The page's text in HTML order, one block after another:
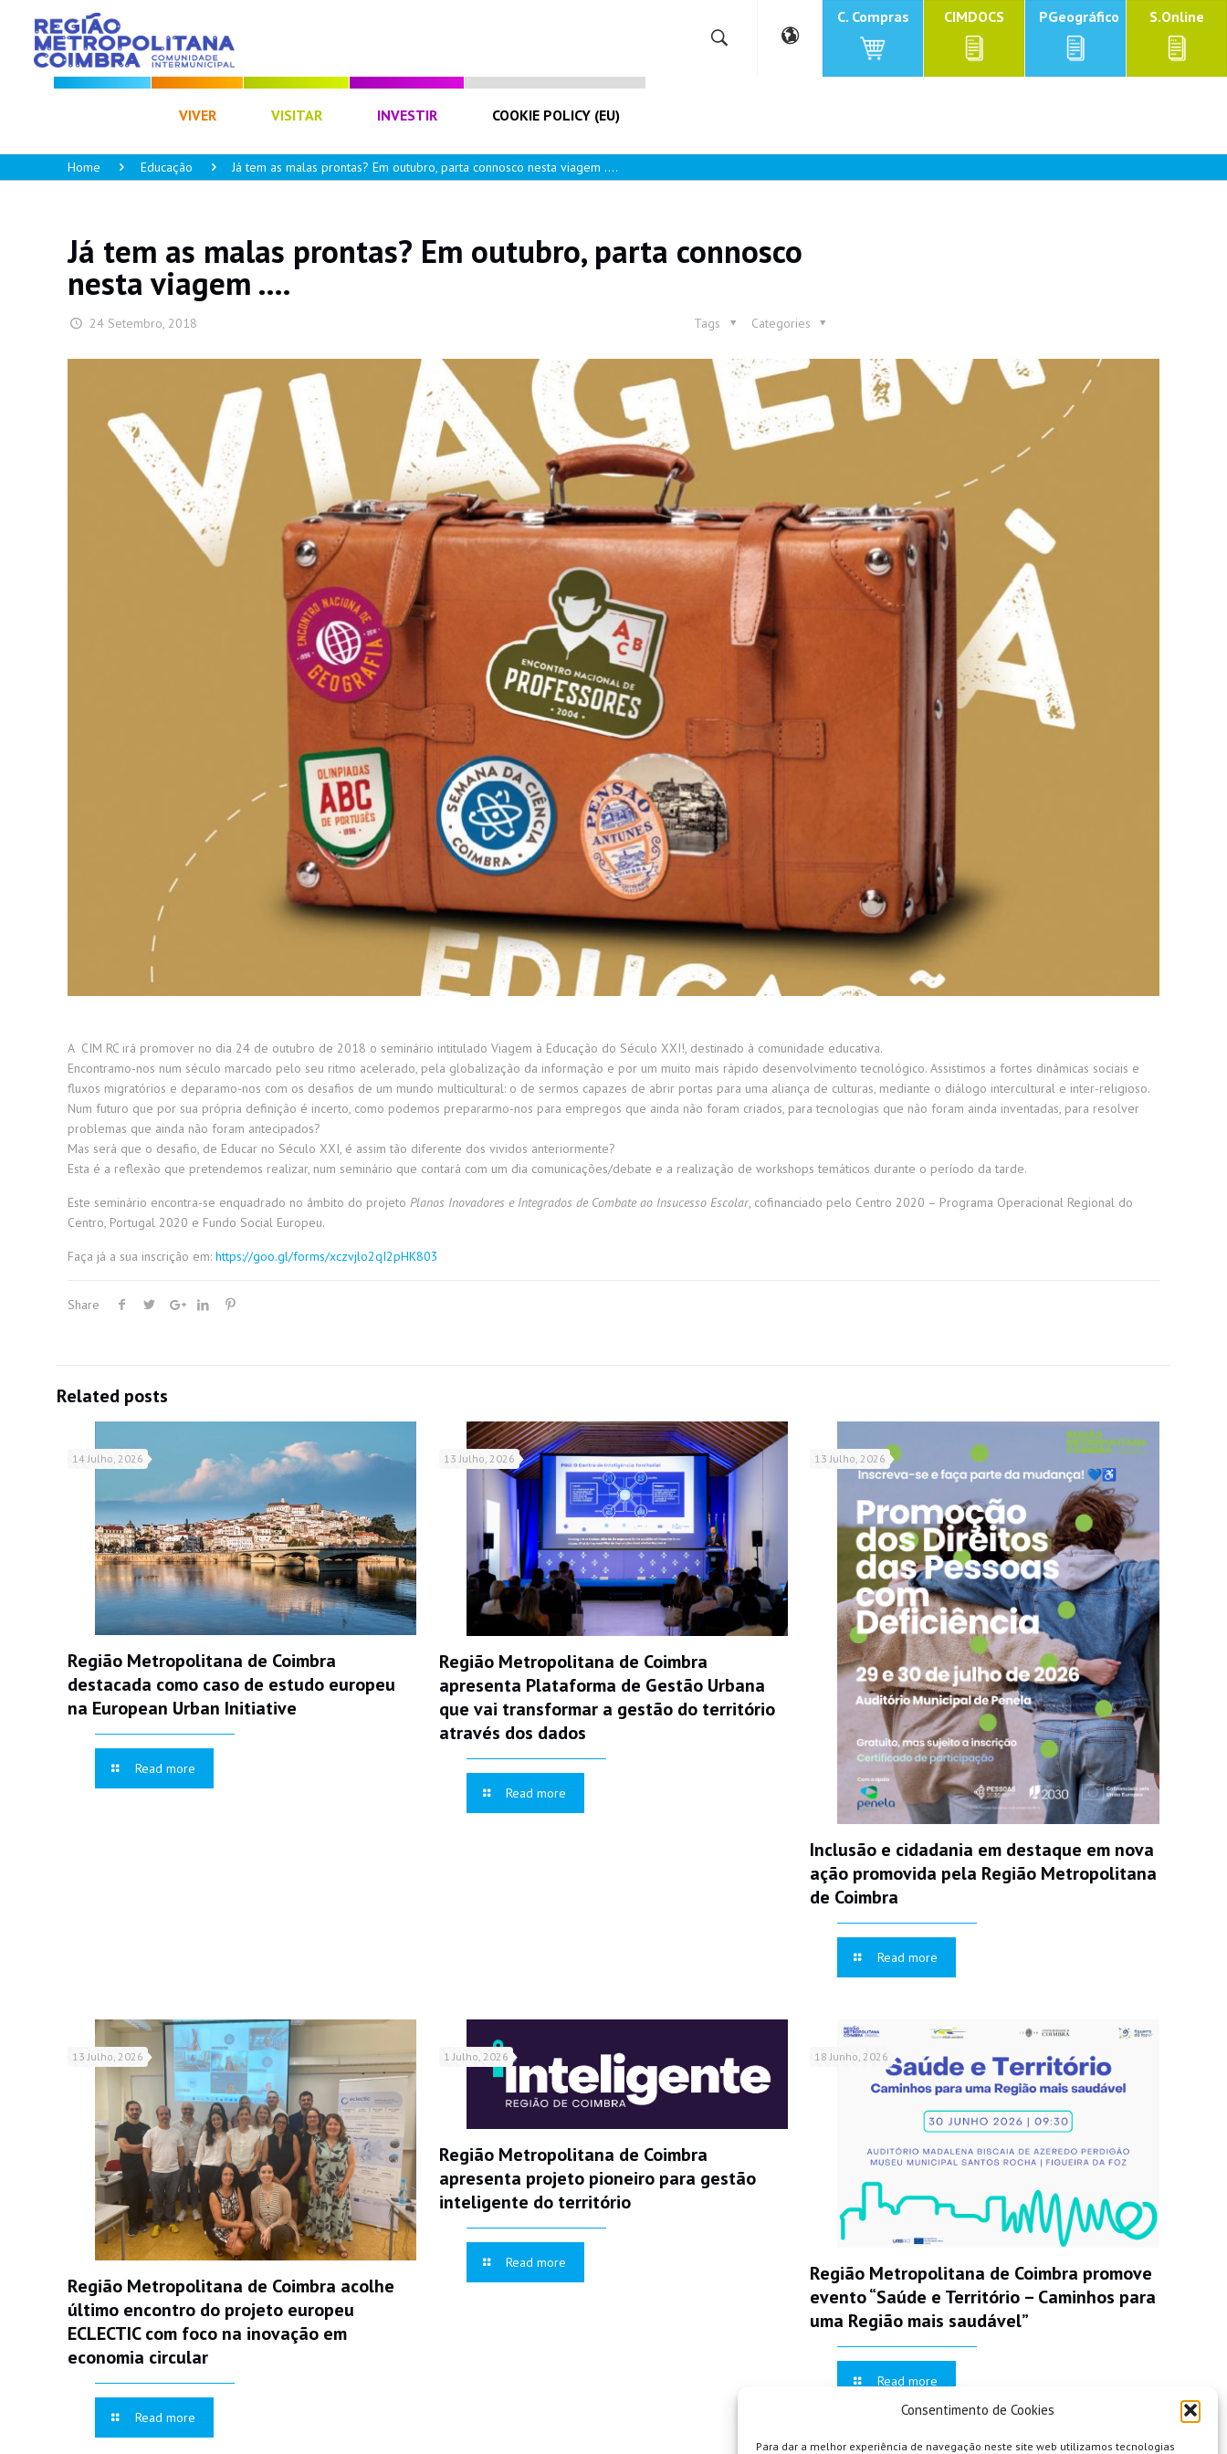
Consentimento de Cookies
Para dar a melhor experiência de navegação neste site web utilizamos tecnologias
VIVER VISITAR INVESTIR COOKIE POLICY (EU)
C. Compras CIMDOCS PGeográfico S.Online
Home Educação Já tem as malas prontas? Em outubro, parta connosco nesta viagem ….
Já tem as malas prontas? Em outubro, parta connosco
nesta viagem ….
24 Setembro, 2018 Categories
Tags
A CIM RC irá promover no dia 24 de outubro de 2018 o seminário intitulado Viagem à Educação do Século XXI!, destinado à comunidade educativa.
Encontramo-nos num século marcado pelo seu ritmo acelerado, pela globalização da informação e por um muito mais rápido desenvolvimento tecnológico. Assistimos a fortes dinâmicas sociais e
fluxos migratórios e deparamo-nos com os desafios de um mundo multicultural: o de sermos capazes de abrir portas para uma aliança de culturas, mediante o diálogo intercultural e inter-religioso.
Num futuro que por sua própria definição é incerto, como podemos prepararmo-nos para empregos que ainda não foram criados, para tecnologias que não foram ainda inventadas, para resolver
problemas que ainda não foram antecipados?
Mas será que o desafio, de Educar no Século XXI, é assim tão diferente dos vividos anteriormente?
Esta é a reflexão que pretendemos realizar, num seminário que contará com um dia comunicações/debate e a realização de workshops temáticos durante o período da tarde.
Este seminário encontra-se enquadrado no âmbito do projetoPlanos Inovadores e Integrados de Combate ao Insucesso Escolar, cofinanciado pelo Centro 2020 – Programa Operacional Regional do
Centro, Portugal 2020 e Fundo Social Europeu.
Faça já a sua inscrição em:https://goo.gl/forms/xczvjlo2qI2pHK803
Share
Related posts
14 Julho, 2026
Região Metropolitana de Coimbra
destacada como caso de estudo europeu
na European Urban Initiative
Read more
13 Julho, 2026
Região Metropolitana de Coimbra
apresenta Plataforma de Gestão Urbana
que vai transformar a gestão do território
através dos dados
Read more
13 Julho, 2026
Inclusão e cidadania em destaque em nova
ação promovida pela Região Metropolitana
de Coimbra
Read more
13 Julho, 2026
Região Metropolitana de Coimbra acolhe
último encontro do projeto europeu
ECLECTIC com foco na inovação em
economia circular
Read more
1 Julho, 2026
Região Metropolitana de Coimbra
apresenta projeto pioneiro para gestão
inteligente do território
Read more
18 Junho, 2026
Região Metropolitana de Coimbra promove
evento “Saúde e Território – Caminhos para
uma Região mais saudável”
Read more